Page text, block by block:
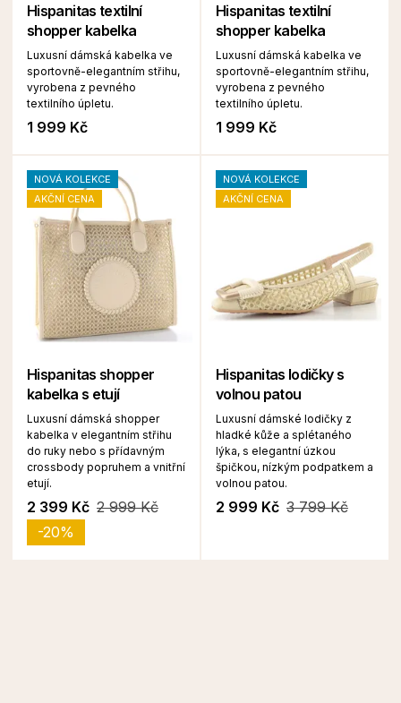
Hispanitas textilní
shopper kabelka
Luxusní dámská kabelka ve
sportovně-elegantním střihu,
vyrobena z pevného
textilního úpletu.
1 999 Kč
Hispanitas textilní
shopper kabelka
Luxusní dámská kabelka ve
sportovně-elegantním střihu,
vyrobena z pevného
textilního úpletu.
1 999 Kč
NOVÁ KOLEKCE
AKČNÍ CENA
Hispanitas shopper
kabelka s etují
Luxusní dámská shopper
kabelka v elegantním střihu
do ruky nebo s přídavným
crossbody popruhem a vnitřní
etují.
2 399 Kč 2 999 Kč
-20%
NOVÁ KOLEKCE
AKČNÍ CENA
Hispanitas lodičky s
volnou patou
Luxusní dámské lodičky z
hladké kůže a splétaného
lýka, s elegantní úzkou
špičkou, nízkým podpatkem a
volnou patou.
2 999 Kč 3 799 Kč